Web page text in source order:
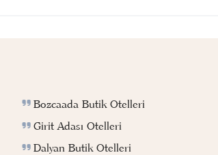
Bozcaada Butik Otelleri
Girit Adası Otelleri
Dalyan Butik Otelleri